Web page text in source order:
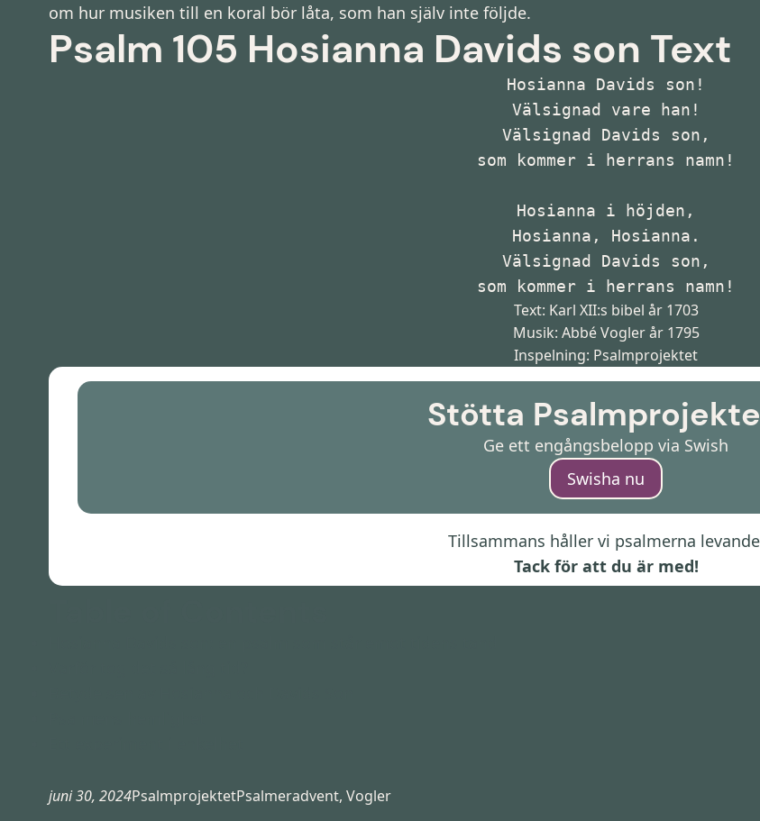
om hur musiken till en koral bör låta, som han själv inte följde.
Psalm 105 Hosianna Davids son Text
Hosianna Davids son!
Välsignad vare han!
Välsignad Davids son,
som kommer i herrans namn!
Hosianna i höjden,
Hosianna, Hosianna.
Välsignad Davids son,
som kommer i herrans namn!
Text: Karl XII:s bibel år 1703
Musik: Abbé Voglerår 1795
Inspelning: Psalmprojektet
Stötta
Ge ett engångsbelopp via Swish
Swisha nu
Tillsammans håller vi psalmerna
Tack för att du är med!
juni 30, 2024PsalmprojektetPsalmeradvent, Vogler